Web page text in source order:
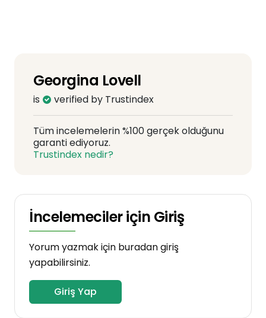
Georgina Lovell
is verified by Trustindex
Tüm incelemelerin %100 gerçek olduğunu
garanti ediyoruz.
Trustindex nedir?
İncelemeciler için Giriş
Yorum yazmak için buradan giriş
yapabilirsiniz.
Giriş Yap